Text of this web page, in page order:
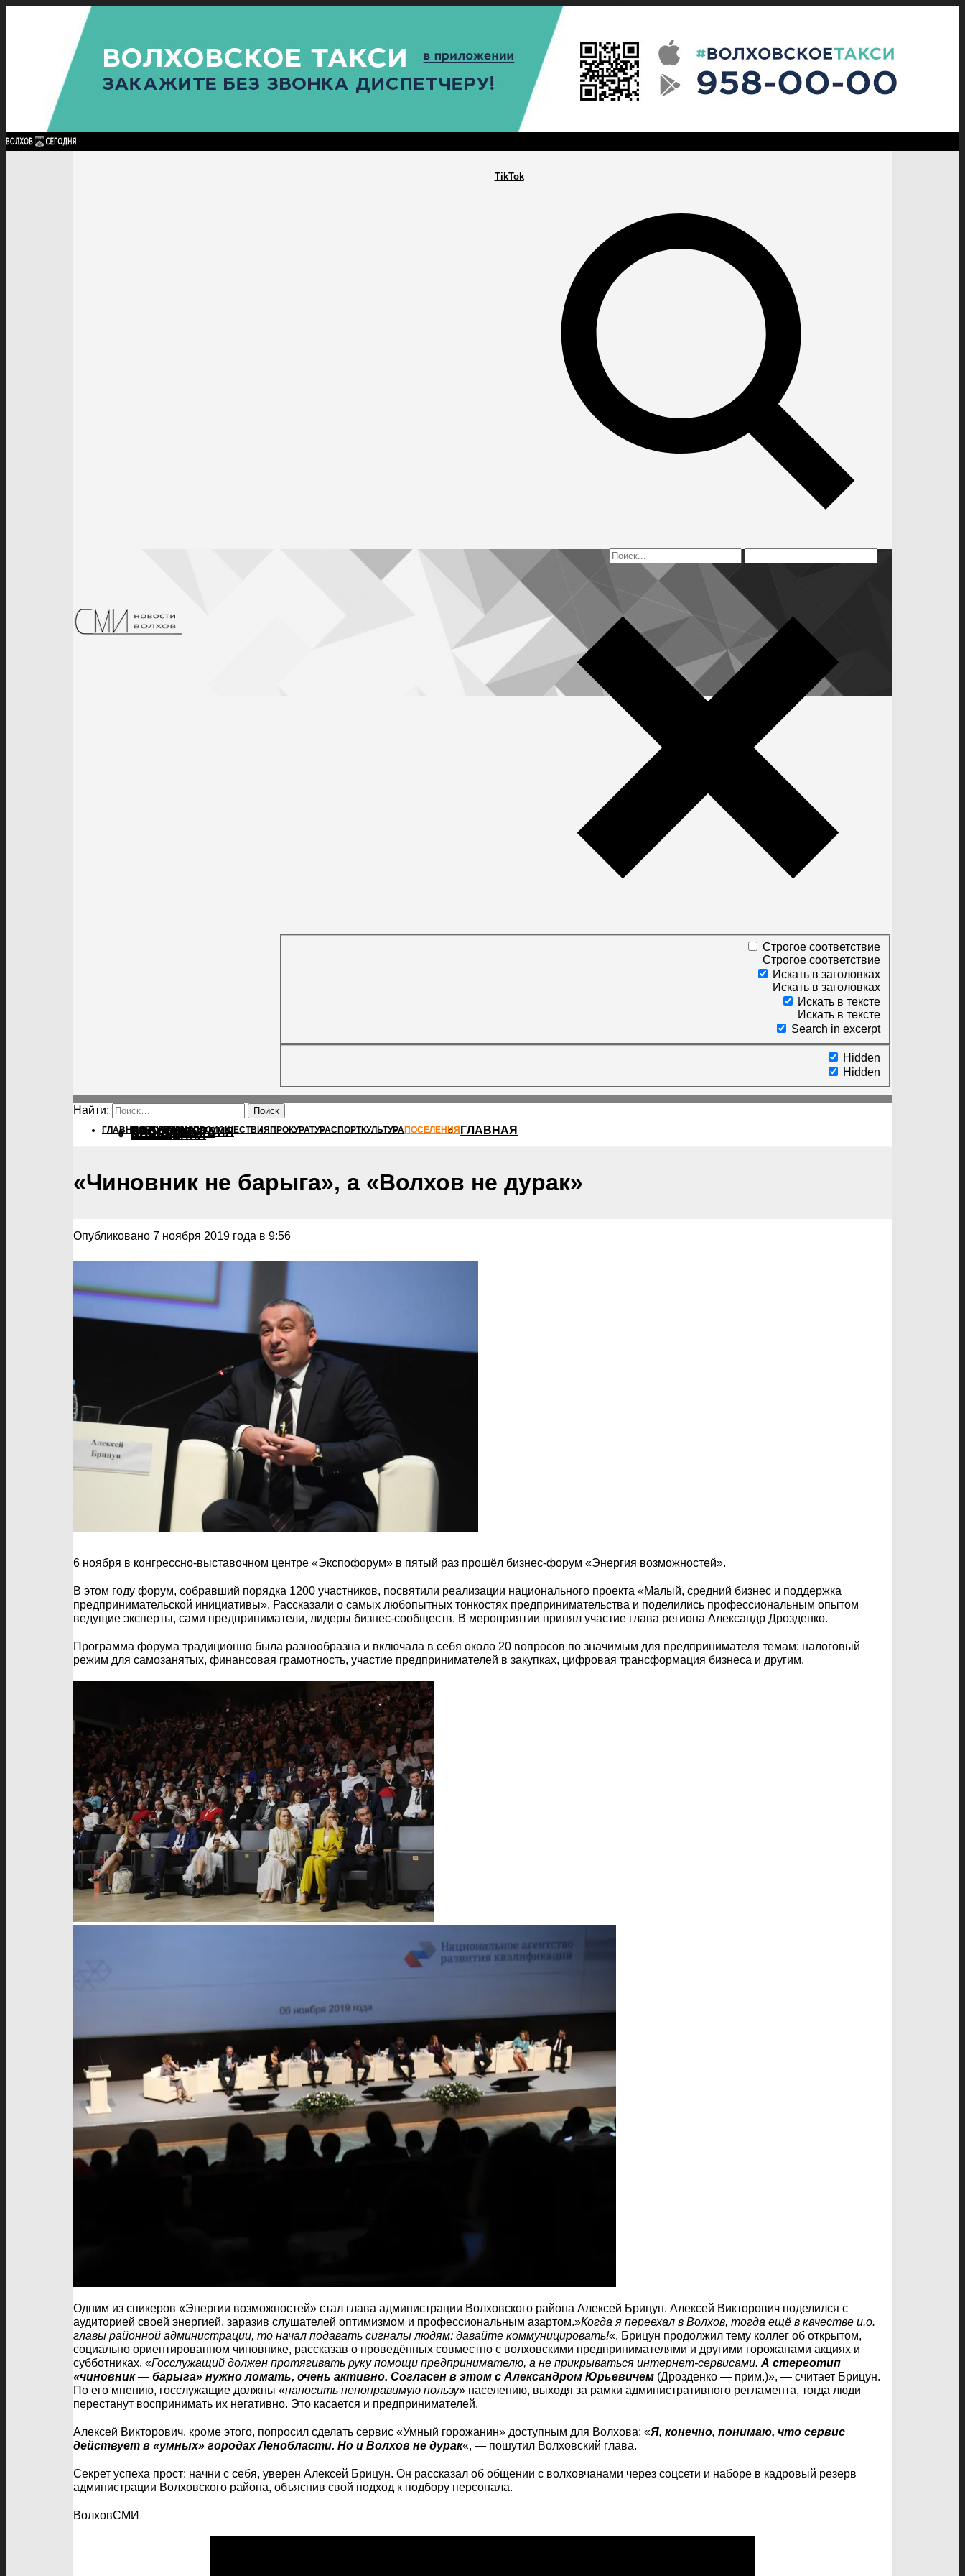
TikTok
Строгое соответствие
Строгое соответствие
Искать в заголовках
Искать в заголовках
Искать в тексте
Искать в тексте
Search in excerpt
Hidden
Hidden
Найти:
ГЛАВНАЯПОЛИТИКАПРОИСШЕСТВИЯ ПРОКУРАТУРАСПОРТКУЛЬТУРАПОСЕЛЕНИЯ ГЛАВНАЯ
ПОЛИТИКА
ПРОИСШЕСТВИЯ
ПРОКУРАТУРА
СПОРТ
КУЛЬТУРА
ПОСЕЛЕНИЯ
ГЛАВНАЯ ПОЛИТИКАПРОИСШЕСТВИЯПРОКУРАТУРА СПОРТ КУЛЬТУРАПОСЕЛЕНИЯ ГЛАВНАЯ
ПОЛИТИКА
КУЛЬТУРА
ПОСЕЛЕНИЯ
«Чиновник не барыга», а «Волхов не дурак»
Опубликовано 7 ноября 2019 года в 9:56
6 ноября в конгрессно-выставочном центре «Экспофорум» в пятый раз прошёл бизнес-форум «Энергия возможностей».
В этом году форум, собравший порядка 1200 участников, посвятили реализации национального проекта «Малый, средний бизнес и поддержка
предпринимательской инициативы». Рассказали о самых любопытных тонкостях предпринимательства и поделились профессиональным опытом
ведущие эксперты, сами предприниматели, лидеры бизнес-сообществ. В мероприятии принял участие глава региона Александр Дрозденко.
Программа форума традиционно была разнообразна и включала в себя около 20 вопросов по значимым для предпринимателя темам: налоговый
режим для самозанятых, финансовая грамотность, участие предпринимателей в закупках, цифровая трансформация бизнеса и другим.
Одним из спикеров «Энергии возможностей» стал глава администрации Волховского района Алексей Брицун. Алексей Викторович поделился с
аудиторией своей энергией, заразив слушателей оптимизмом и профессиональным азартом.»Когда я переехал в Волхов, тогда ещё в качестве и.о.
главы районной администрации, то начал подавать сигналы людям: давайте коммуницировать!«. Брицун продолжил тему коллег об открытом,
социально ориентированном чиновнике, рассказав о проведённых совместно с волховскими предпринимателями и другими горожанами акциях и
субботниках. «Госслужащий должен протягивать руку помощи предпринимателю, а не прикрываться интернет-сервисами. А стереотип
«чиновник — барыга» нужно ломать, очень активно. Согласен в этом с Александром Юрьевичем (Дрозденко — прим.)», — считает Брицун.
По его мнению, госслужащие должны «наносить непоправимую пользу» населению, выходя за рамки административного регламента, тогда люди
перестанут воспринимать их негативно. Это касается и предпринимателей.
Алексей Викторович, кроме этого, попросил сделать сервис «Умный горожанин» доступным для Волхова: «Я, конечно, понимаю, что сервис
действует в «умных» городах Ленобласти. Но и Волхов не дурак«, — пошутил Волховский глава.
Секрет успеха прост: начни с себя, уверен Алексей Брицун. Он рассказал об общении с волховчанами через соцсети и наборе в кадровый резерв
администрации Волховского района, объяснив свой подход к подбору персонала.
ВолховСМИ